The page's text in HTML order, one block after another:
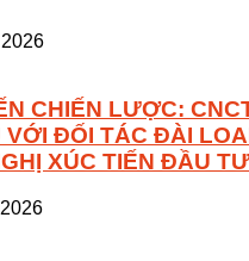
CHIẾN LƯỢC:
VỚI ĐỐI TÁC ĐÀI
XÚC TIẾN ĐẦU